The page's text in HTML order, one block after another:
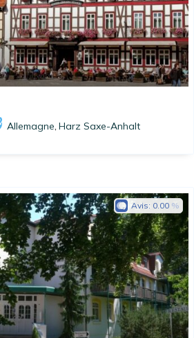
Allemagne, Harz Saxe-Anhalt
Avis: 0.00